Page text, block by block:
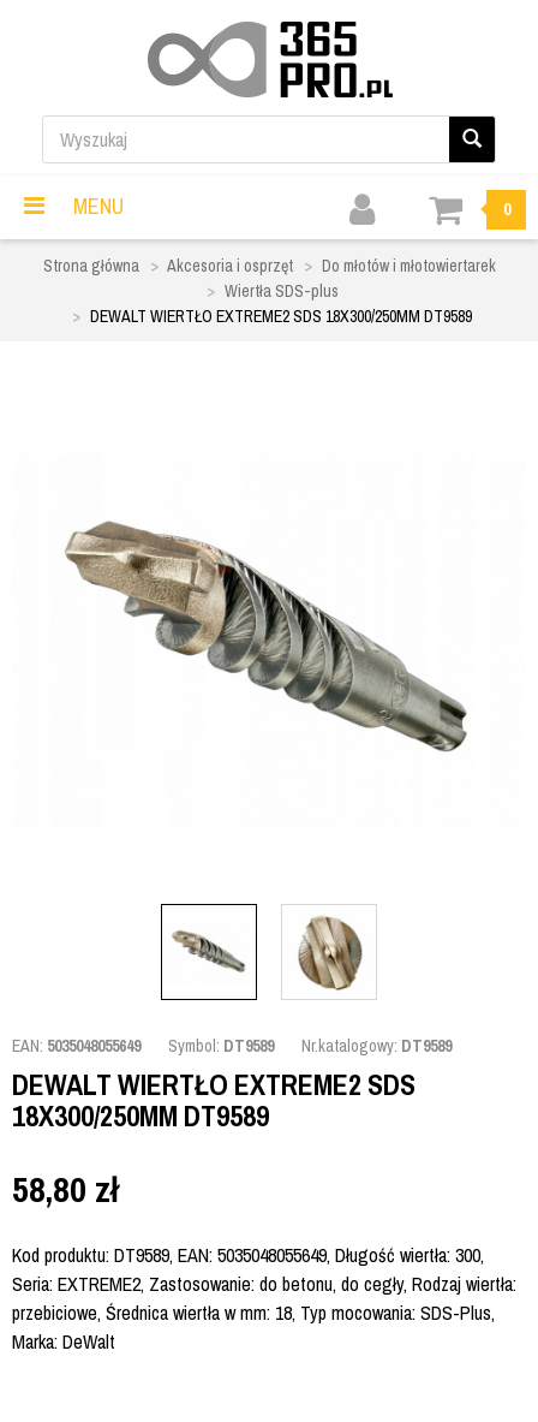
MENU 0
Strona główna Akcesoria i osprzęt
Do młotów i młotowiertarek
Wiertła SDS-plus
DEWALT WIERTŁO EXTREME2 SDS 18X300/250MM DT9589
EAN: 5035048055649 Symbol: DT9589 Nr.katalogowy: DT9589
DEWALT WIERTŁO EXTREME2 SDS
18X300/250MM DT9589
58,80 zł
Kod produktu: DT9589, EAN: 5035048055649, Długość wiertła: 300,
Seria: EXTREME2, Zastosowanie: do betonu, do cegły, Rodzaj wiertła:
przebiciowe, Średnica wiertła w mm: 18, Typ mocowania: SDS-Plus,
Marka: DeWalt